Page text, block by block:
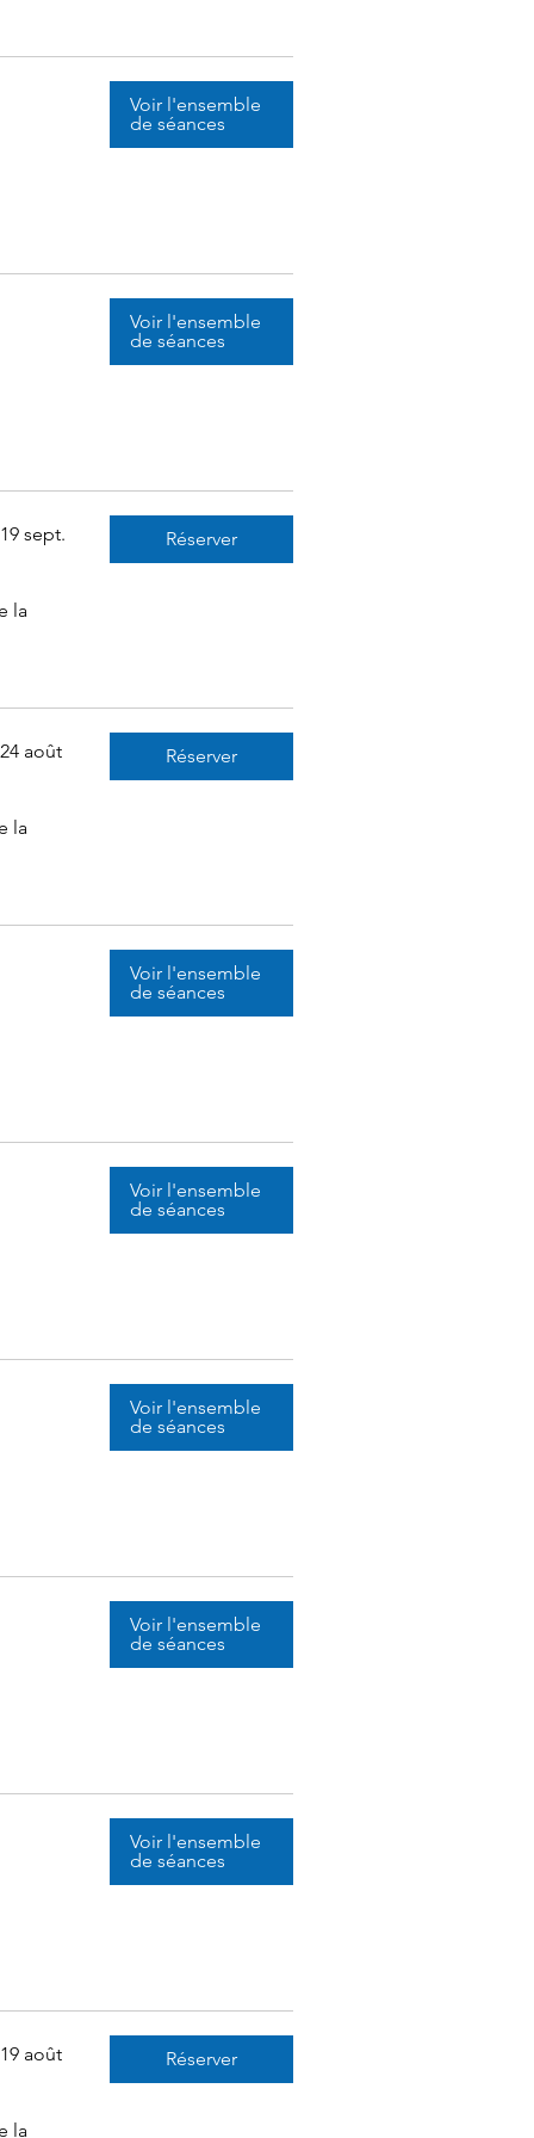
Voir l'ensemble
de séances
Voir l'ensemble
de séances
sept.
la
Réserver
août
la
Réserver
Voir l'ensemble
de séances
Voir l'ensemble
de séances
Voir l'ensemble
de séances
Voir l'ensemble
de séances
Voir l'ensemble
de séances
août
la
Réserver